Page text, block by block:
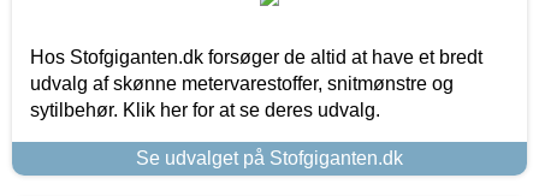
Hos Stofgiganten.dk forsøger de altid at have et bredt
udvalg af skønne metervarestoffer, snitmønstre og
sytilbehør. Klik her for at se deres udvalg.
Se udvalget på Stofgiganten.dk